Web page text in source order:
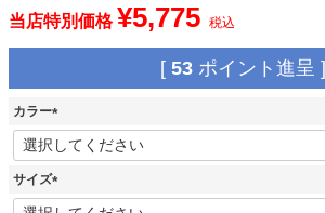
当店特別価格 ¥5,775 税込
[ 53 ポイント進呈 ]
カラー
(
必
須
サイズ
(